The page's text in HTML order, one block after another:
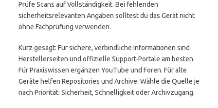
Prüfe Scans auf Vollständigkeit. Bei fehlenden
sicherheitsrelevanten Angaben solltest du das Gerät nicht
ohne Fachprüfung verwenden.
Kurz gesagt: Für sichere, verbindliche Informationen sind
Herstellerseiten und offizielle Support-Portale am besten.
Für Praxiswissen ergänzen YouTube und Foren. Für alte
Geräte helfen Repositories und Archive. Wähle die Quelle je
nach Priorität: Sicherheit, Schnelligkeit oder Archivzugang.